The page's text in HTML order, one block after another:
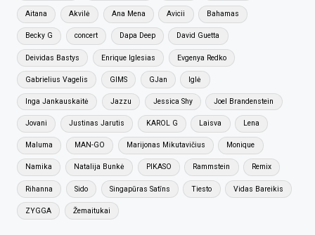
Aitana Akvilė Ana Mena Avicii Bahamas
Becky G concert Dapa Deep David Guetta
Deividas Bastys Enrique Iglesias Evgenya Redko
Gabrielius Vagelis GIMS GJan Iglė
Inga Jankauskaitė Jazzu Jessica Shy Joel Brandenstein
Jovani Justinas Jarutis KAROL G Laisva Lena
Maluma MAN-GO Marijonas Mikutavičius Monique
Namika Natalija Bunkė PIKASO Rammstein Remix
Rihanna Sido Singapūras Satīns Tiesto Vidas Bareikis
ZYGGA Žemaitukai